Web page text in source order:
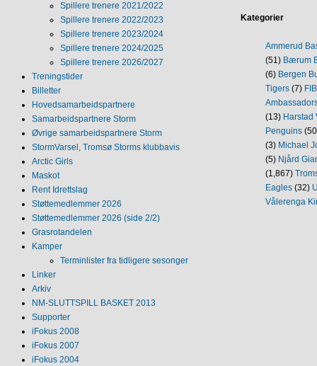
Spillere trenere 2021/2022
Spillere trenere 2022/2023
Spillere trenere 2023/2024
Spillere trenere 2024/2025
Spillere trenere 2026/2027
Treningstider
Billetter
Hovedsamarbeidspartnere
Samarbeidspartnere Storm
Øvrige samarbeidspartnere Storm
StormVarsel, Tromsø Storms klubbavis
Arctic Girls
Maskot
Rent Idrettslag
Støttemedlemmer 2026
Støttemedlemmer 2026 (side 2/2)
Grasrotandelen
Kamper
Terminlister fra tidligere sesonger
Linker
Arkiv
NM‐SLUTTSPILL BASKET 2013
Supporter
iFokus 2008
iFokus 2007
iFokus 2004
Kategorier
Ammerud
(51) Bærum
(6) Bergen
Tigers (7)
(13) Harstad
Penguins
(3) Michael
(5) Njård
(1,867)
Eagles (32)
Vålerenga